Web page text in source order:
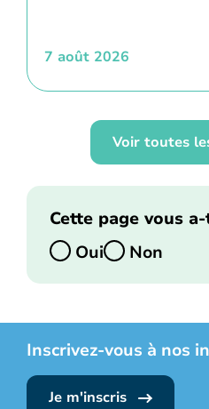
7 août 2026
Voir toutes
Cette page vous
Oui
Non
Inscrivez-vous à nos
Je m'inscris